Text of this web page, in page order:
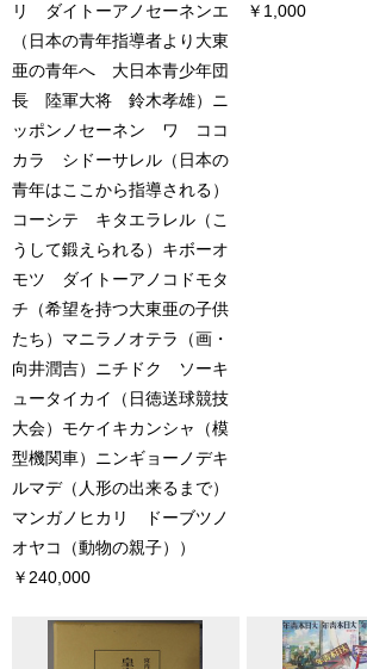
リ ダイトーアノセーネンエ
（日本の青年指導者より大東
亜の青年へ 大日本青少年団
長 陸軍大将 鈴木孝雄）ニ
ッポンノセーネン ワ ココ
カラ シドーサレル（日本の
青年はここから指導される）
コーシテ キタエラレル（こ
うして鍛えられる）キボーオ
モツ ダイトーアノコドモタ
チ（希望を持つ大東亜の子供
たち）マニラノオテラ（画・
向井潤吉）ニチドク ソーキ
ュータイカイ（日徳送球競技
大会）モケイキカンシャ（模
型機関車）ニンギョーノデキ
ルマデ（人形の出来るまで）
マンガノヒカリ ドーブツノ
オヤコ（動物の親子））
￥240,000
￥1,000